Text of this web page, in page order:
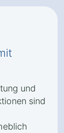
und
sind